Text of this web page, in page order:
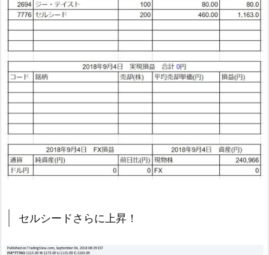
セルシードさらに上昇！